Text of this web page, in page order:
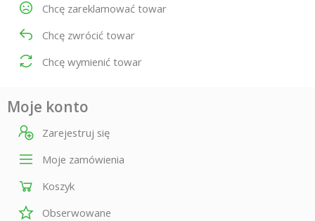
Chcę zareklamować towar
Chcę zwrócić towar
Chcę wymienić towar
Moje konto
Zarejestruj się
Moje zamówienia
Koszyk
Obserwowane